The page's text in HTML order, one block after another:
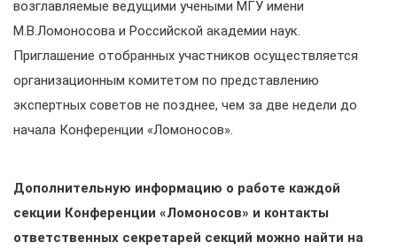
возглавляемые ведущими учеными МГУ имени
М.В.Ломоносова и Российской академии наук.
Приглашение отобранных участников осуществляется
организационным комитетом по представлению
экспертных советов не позднее, чем за две недели до
начала Конференции «Ломоносов».
Дополнительную информацию о работе каждой
секции Конференции «Ломоносов» и контакты
ответственных секретарей секций можно найти на